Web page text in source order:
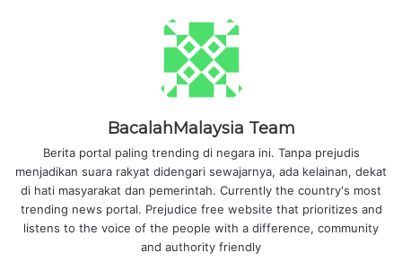
BacalahMalaysia Team
Berita portal paling trending di negara ini. Tanpa prejudis
menjadikan suara rakyat didengari sewajarnya, ada kelainan, dekat
di hati masyarakat dan pemerintah. Currently the country's most
trending news portal. Prejudice free website that prioritizes and
listens to the voice of the people with a difference, community
and authority friendly